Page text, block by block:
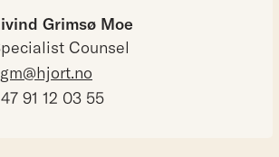
Grimsø Moe
Counsel
91 12 03 55